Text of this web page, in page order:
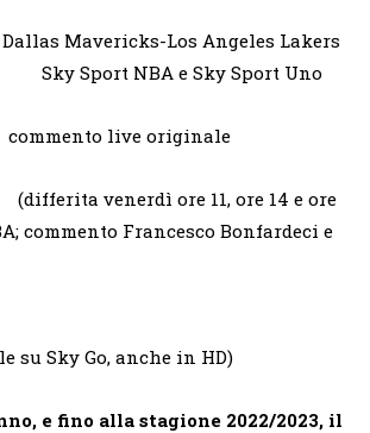
Mavericks-Los Angeles Lakers
NBA e Sky Sport Uno
live originale
ore 11, ore 14 e ore
commento Francesco Bonfardeci e
su Sky Go, anche in HD)
e fino alla stagione 2022/2023, il